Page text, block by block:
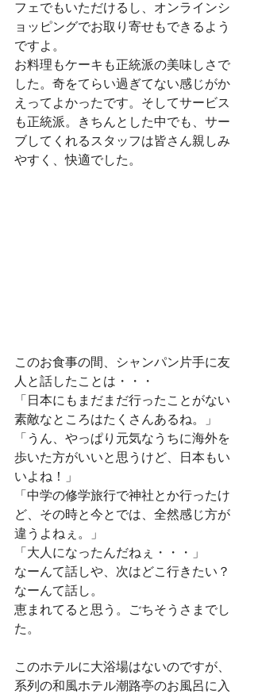
フェでもいただけるし、オンラインシ
ョッピングでお取り寄せもできるよう
ですよ。
お料理もケーキも正統派の美味しさで
した。奇をてらい過ぎてない感じがか
えってよかったです。そしてサービス
も正統派。きちんとした中でも、サー
ブしてくれるスタッフは皆さん親しみ
やすく、快適でした。
このお食事の間、シャンパン片手に友
人と話したことは・・・
「日本にもまだまだ行ったことがない
素敵なところはたくさんあるね。」
「うん、やっぱり元気なうちに海外を
歩いた方がいいと思うけど、日本もい
いよね！」
「中学の修学旅行で神社とか行ったけ
ど、その時と今とでは、全然感じ方が
違うよねぇ。」
「大人になったんだねぇ・・・」
なーんて話しや、次はどこ行きたい？
なーんて話し。
恵まれてると思う。ごちそうさまでし
た。
このホテルに大浴場はないのですが、
系列の和風ホテル潮路亭のお風呂に入